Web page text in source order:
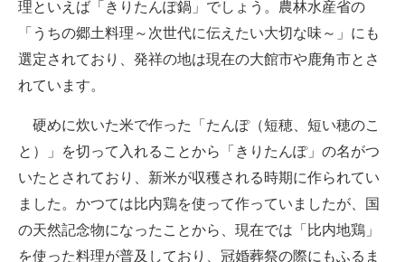
理といえば「きりたんぽ鍋」でしょう。農林水産省の
「うちの郷土料理～次世代に伝えたい大切な味～」にも
選定されており、発祥の地は現在の大館市や鹿角市とさ
れています。
硬めに炊いた米で作った「たんぽ（短穂、短い穂のこ
と）」を切って入れることから「きりたんぽ」の名がつ
いたとされており、新米が収穫される時期に作られてい
ました。かつては比内鶏を使って作っていましたが、国
の天然記念物になったことから、現在では「比内地鶏」
を使った料理が普及しており、冠婚葬祭の際にもふるま